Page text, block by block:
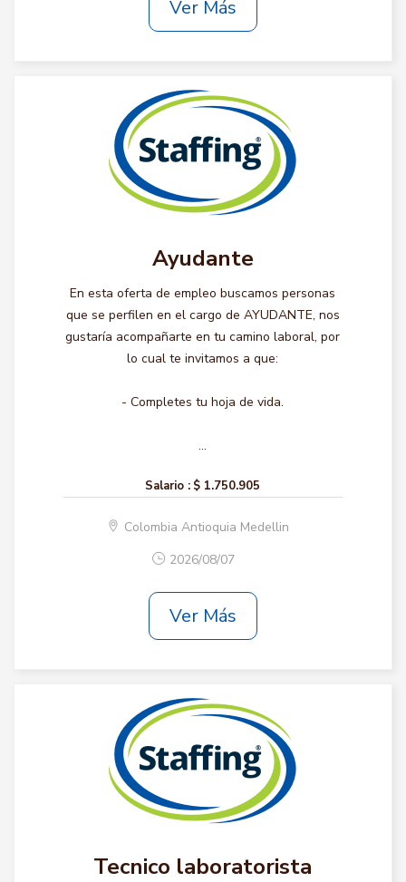
Ver Más
Ayudante
En esta oferta de empleo buscamos personas
que se perfilen en el cargo de AYUDANTE, nos
gustaría acompañarte en tu camino laboral, por
lo cual te invitamos a que:
- Completes tu hoja de vida.
...
Salario : $ 1.750.905
Colombia Antioquia Medellin
2026/08/07
Ver Más
Tecnico laboratorista